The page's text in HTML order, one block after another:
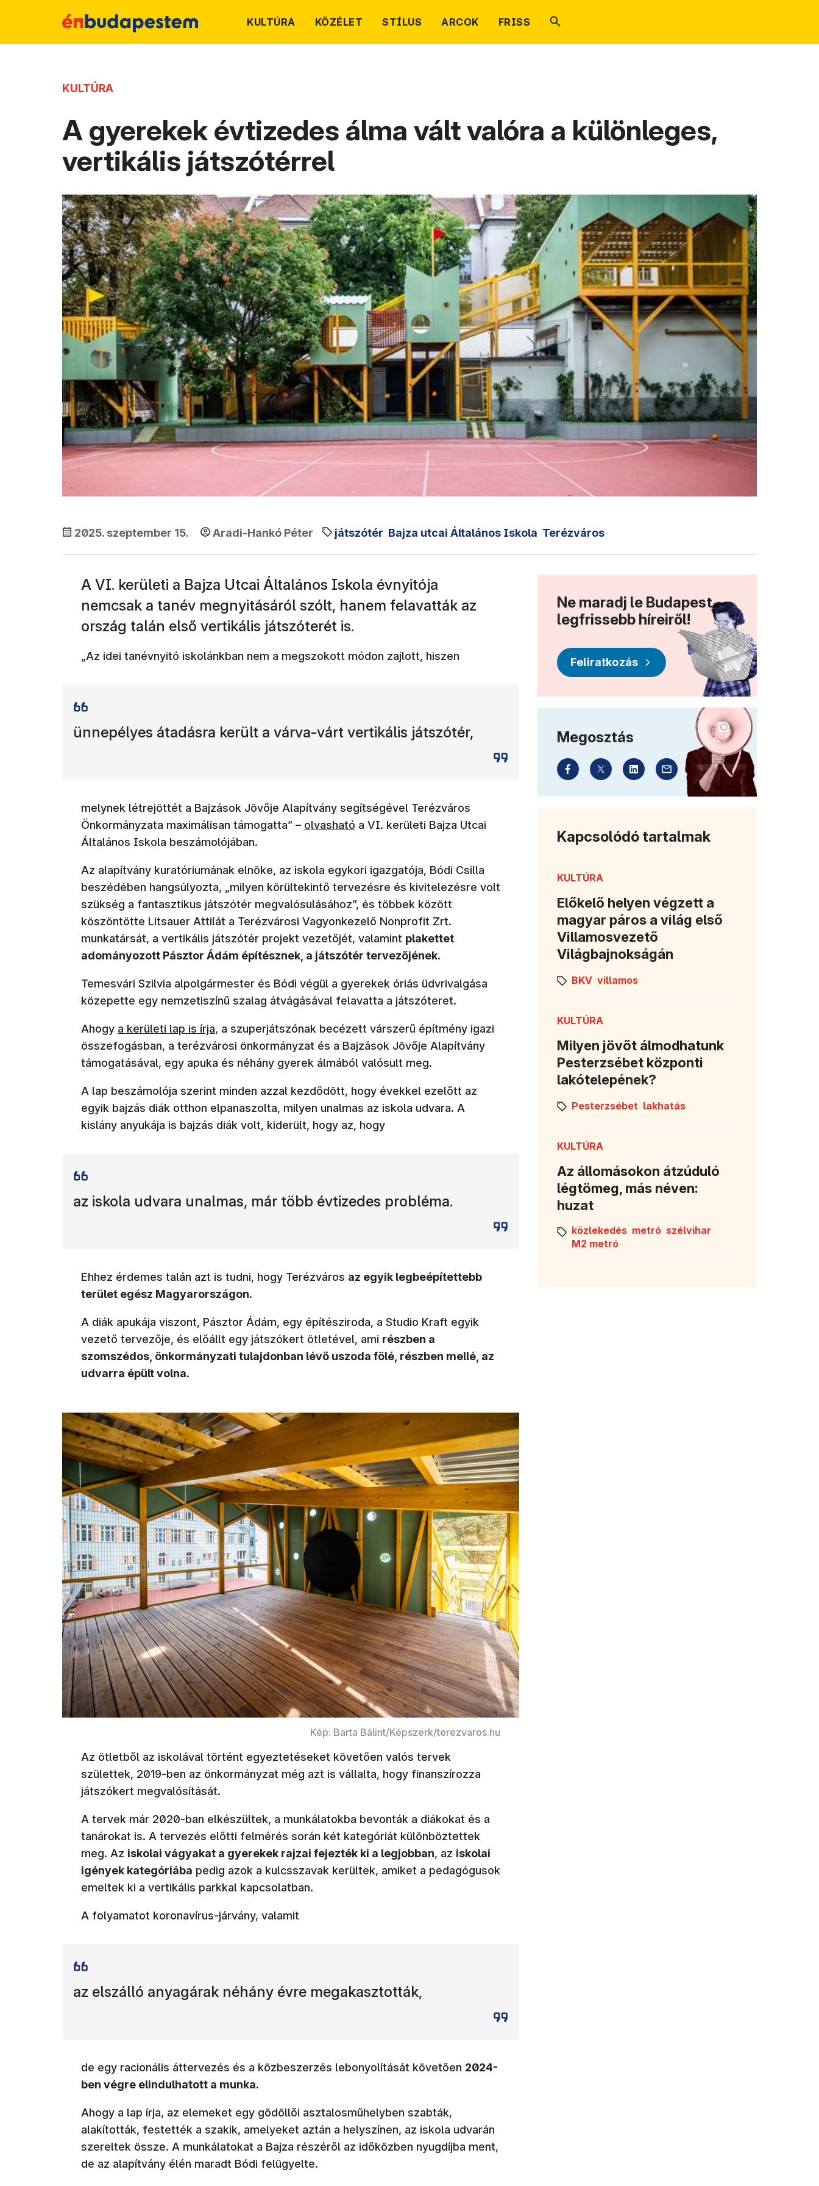
KULTÚRA KÖZÉLET STÍLUS ARCOK FRISS
KULTÚRA
A gyerekek évtizedes álma vált valóra a különleges,
vertikális játszótérrel
2025. szeptember 15. Aradi-Hankó Péter játszótér Bajza utcai Általános Iskola Terézváros
A VI. kerületi a Bajza Utcai Általános Iskola évnyitója
nemcsak a tanév megnyitásáról szólt, hanem felavatták az
ország talán első vertikális játszóterét is.
„Az idei tanévnyitó iskolánkban nem a megszokott módon zajlott, hiszen
ünnepélyes átadásra került a várva-várt vertikális játszótér,
melynek létrejöttét a Bajzások Jövője Alapítvány segítségével Terézváros
Önkormányzata maximálisan támogatta” – (új ablakban nyílik meg)
olvasható a VI. kerületi Bajza Utcai
Általános Iskola beszámolójában.
Az alapítvány kuratóriumának elnöke, az iskola egykori igazgatója, Bódi Csilla
beszédében hangsúlyozta, „milyen körültekintő tervezésre és kivitelezésre volt
szükség a fantasztikus játszótér megvalósulásához”, és többek között
köszöntötte Litsauer Attilát a Terézvárosi Vagyonkezelő Nonprofit Zrt.
munkatársát, a vertikális játszótér projekt vezetőjét, valamint plakettet
adományozott Pásztor Ádám építésznek, a játszótér tervezőjének.
Temesvári Szilvia alpolgármester és Bódi végül a gyerekek óriás üdvrivalgása
közepette egy nemzetiszínű szalag átvágásával felavatta a játszóteret.
Ahogy (új ablakban nyílik meg)
a kerületi lap is írja, a szuperjátszónak becézett várszerű építmény igazi
összefogásban, a terézvárosi önkormányzat és a Bajzások Jövője Alapítvány
támogatásával, egy apuka és néhány gyerek álmából valósult meg.
A lap beszámolója szerint minden azzal kezdődött, hogy évekkel ezelőtt az
egyik bajzás diák otthon elpanaszolta, milyen unalmas az iskola udvara. A
kislány anyukája is bajzás diák volt, kiderült, hogy az, hogy
az iskola udvara unalmas, már több évtizedes probléma.
Ehhez érdemes talán azt is tudni, hogy Terézváros az egyik legbeépítettebb
terület egész Magyarországon.
A diák apukája viszont, Pásztor Ádám, egy építésziroda, a Studio Kraft egyik
vezető tervezője, és előállt egy játszókert ötletével, ami részben a
szomszédos, önkormányzati tulajdonban lévő uszoda fölé, részben mellé, az
udvarra épült volna.
Kép: Barta Bálint/Képszerk/terezvaros.hu
Az ötletből az iskolával történt egyeztetéseket követően valós tervek
születtek, 2019-ben az önkormányzat még azt is vállalta, hogy finanszírozza
játszókert megvalósítását.
A tervek már 2020-ban elkészültek, a munkálatokba bevonták a diákokat és a
tanárokat is. A tervezés előtti felmérés során két kategóriát különböztettek
meg. Az iskolai vágyakat a gyerekek rajzai fejezték ki a legjobban, az iskolai
igények kategóriába pedig azok a kulcsszavak kerültek, amiket a pedagógusok
emeltek ki a vertikális parkkal kapcsolatban.
A folyamatot koronavírus-járvány, valamit
az elszálló anyagárak néhány évre megakasztották,
de egy racionális áttervezés és a közbeszerzés lebonyolítását követően 2024-
ben végre elindulhatott a munka.
Ahogy a lap írja, az elemeket egy gödöllői asztalosműhelyben szabták,
alakították, festették a szakik, amelyeket aztán a helyszínen, az iskola udvarán
szereltek össze. A munkálatokat a Bajza részéről az időközben nyugdíjba ment,
de az alapítvány élén maradt Bódi felügyelte.
Ne maradj le Budapest
legfrissebb híreiről!
Feliratkozás
Megosztás
Kapcsolódó tartalmak
KULTÚRA
Előkelő helyen végzett a
magyar páros a világ első
Villamosvezető
Világbajnokságán
BKV villamos
KULTÚRA
Milyen jövőt álmodhatunk
Pesterzsébet központi
lakótelepének?
Pesterzsébet lakhatás
KULTÚRA
Az állomásokon átzúduló
légtömeg, más néven:
huzat
közlekedés metró szélvihar
M2 metró